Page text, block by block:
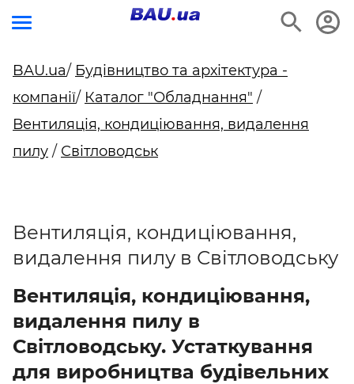
BAU.ua/ Будівництво та архітектура -
компанії/ Каталог "Обладнання" /
Вентиляція, кондиціювання, видалення
пилу / Світловодськ
Вентиляція, кондиціювання,
видалення пилу в Світловодську
Вентиляція, кондиціювання,
видалення пилу в
Світловодську. Устаткування
для виробництва будівельних